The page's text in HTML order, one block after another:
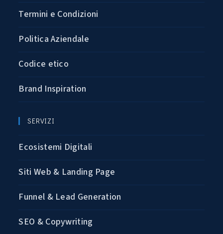
Termini e Condizioni
Politica Aziendale
Codice etico
Brand Inspiration
SERVIZI
Ecosistemi Digitali
Siti Web & Landing Page
Funnel & Lead Generation
SEO & Copywriting